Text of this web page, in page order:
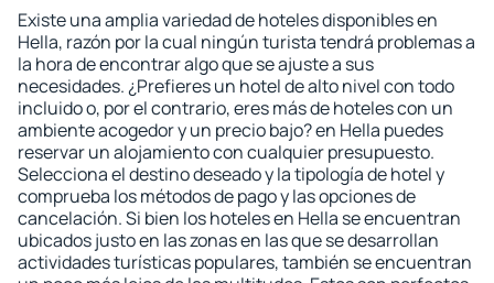
Existe una amplia variedad de hoteles disponibles en
Hella, razón por la cual ningún turista tendrá problemas a
la hora de encontrar algo que se ajuste a sus
necesidades. ¿Prefieres un hotel de alto nivel con todo
incluido o, por el contrario, eres más de hoteles con un
ambiente acogedor y un precio bajo? en Hella puedes
reservar un alojamiento con cualquier presupuesto.
Selecciona el destino deseado y la tipología de hotel y
comprueba los métodos de pago y las opciones de
cancelación. Si bien los hoteles en Hella se encuentran
ubicados justo en las zonas en las que se desarrollan
actividades turísticas populares, también se encuentran